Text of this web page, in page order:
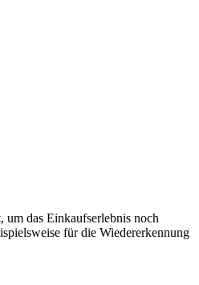
um das Einkaufserlebnis noch
für die Wiedererkennung